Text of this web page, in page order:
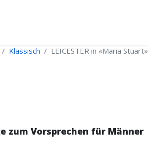
Klassisch LEICESTER in «Maria Stuart»
zum Vorsprechen für Männer